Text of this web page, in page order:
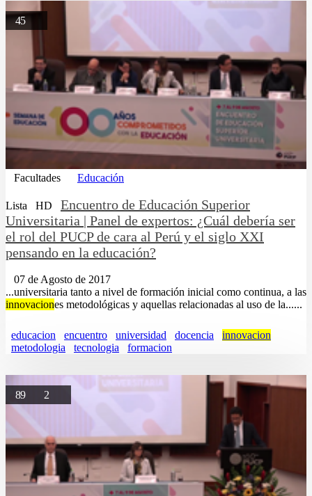
45
Facultades Educación
Lista HD
Encuentro de Educación Superior
Universitaria | Panel de expertos: ¿Cuál debería ser
el rol del PUCP de cara al Perú y el siglo XXI
pensando en la educación?
07 de Agosto de 2017
...universitaria tanto a nivel de formación inicial como continua, a las
innovaciones metodológicas y aquellas relacionadas al uso de la......
educacion encuentro universidad docencia
innovacion
metodologia
tecnologia formacion
89 2